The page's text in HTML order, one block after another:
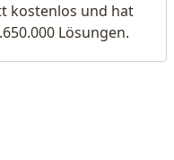
kostenlos und hat
Lösungen.